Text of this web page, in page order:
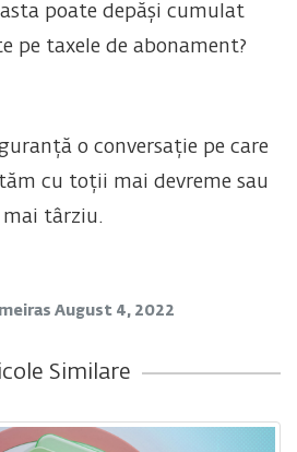
poate depăși cumulat
pe taxele de abonament?
o conversație pe care
cu toții mai devreme sau
mai târziu.
August 4, 2022
Similare